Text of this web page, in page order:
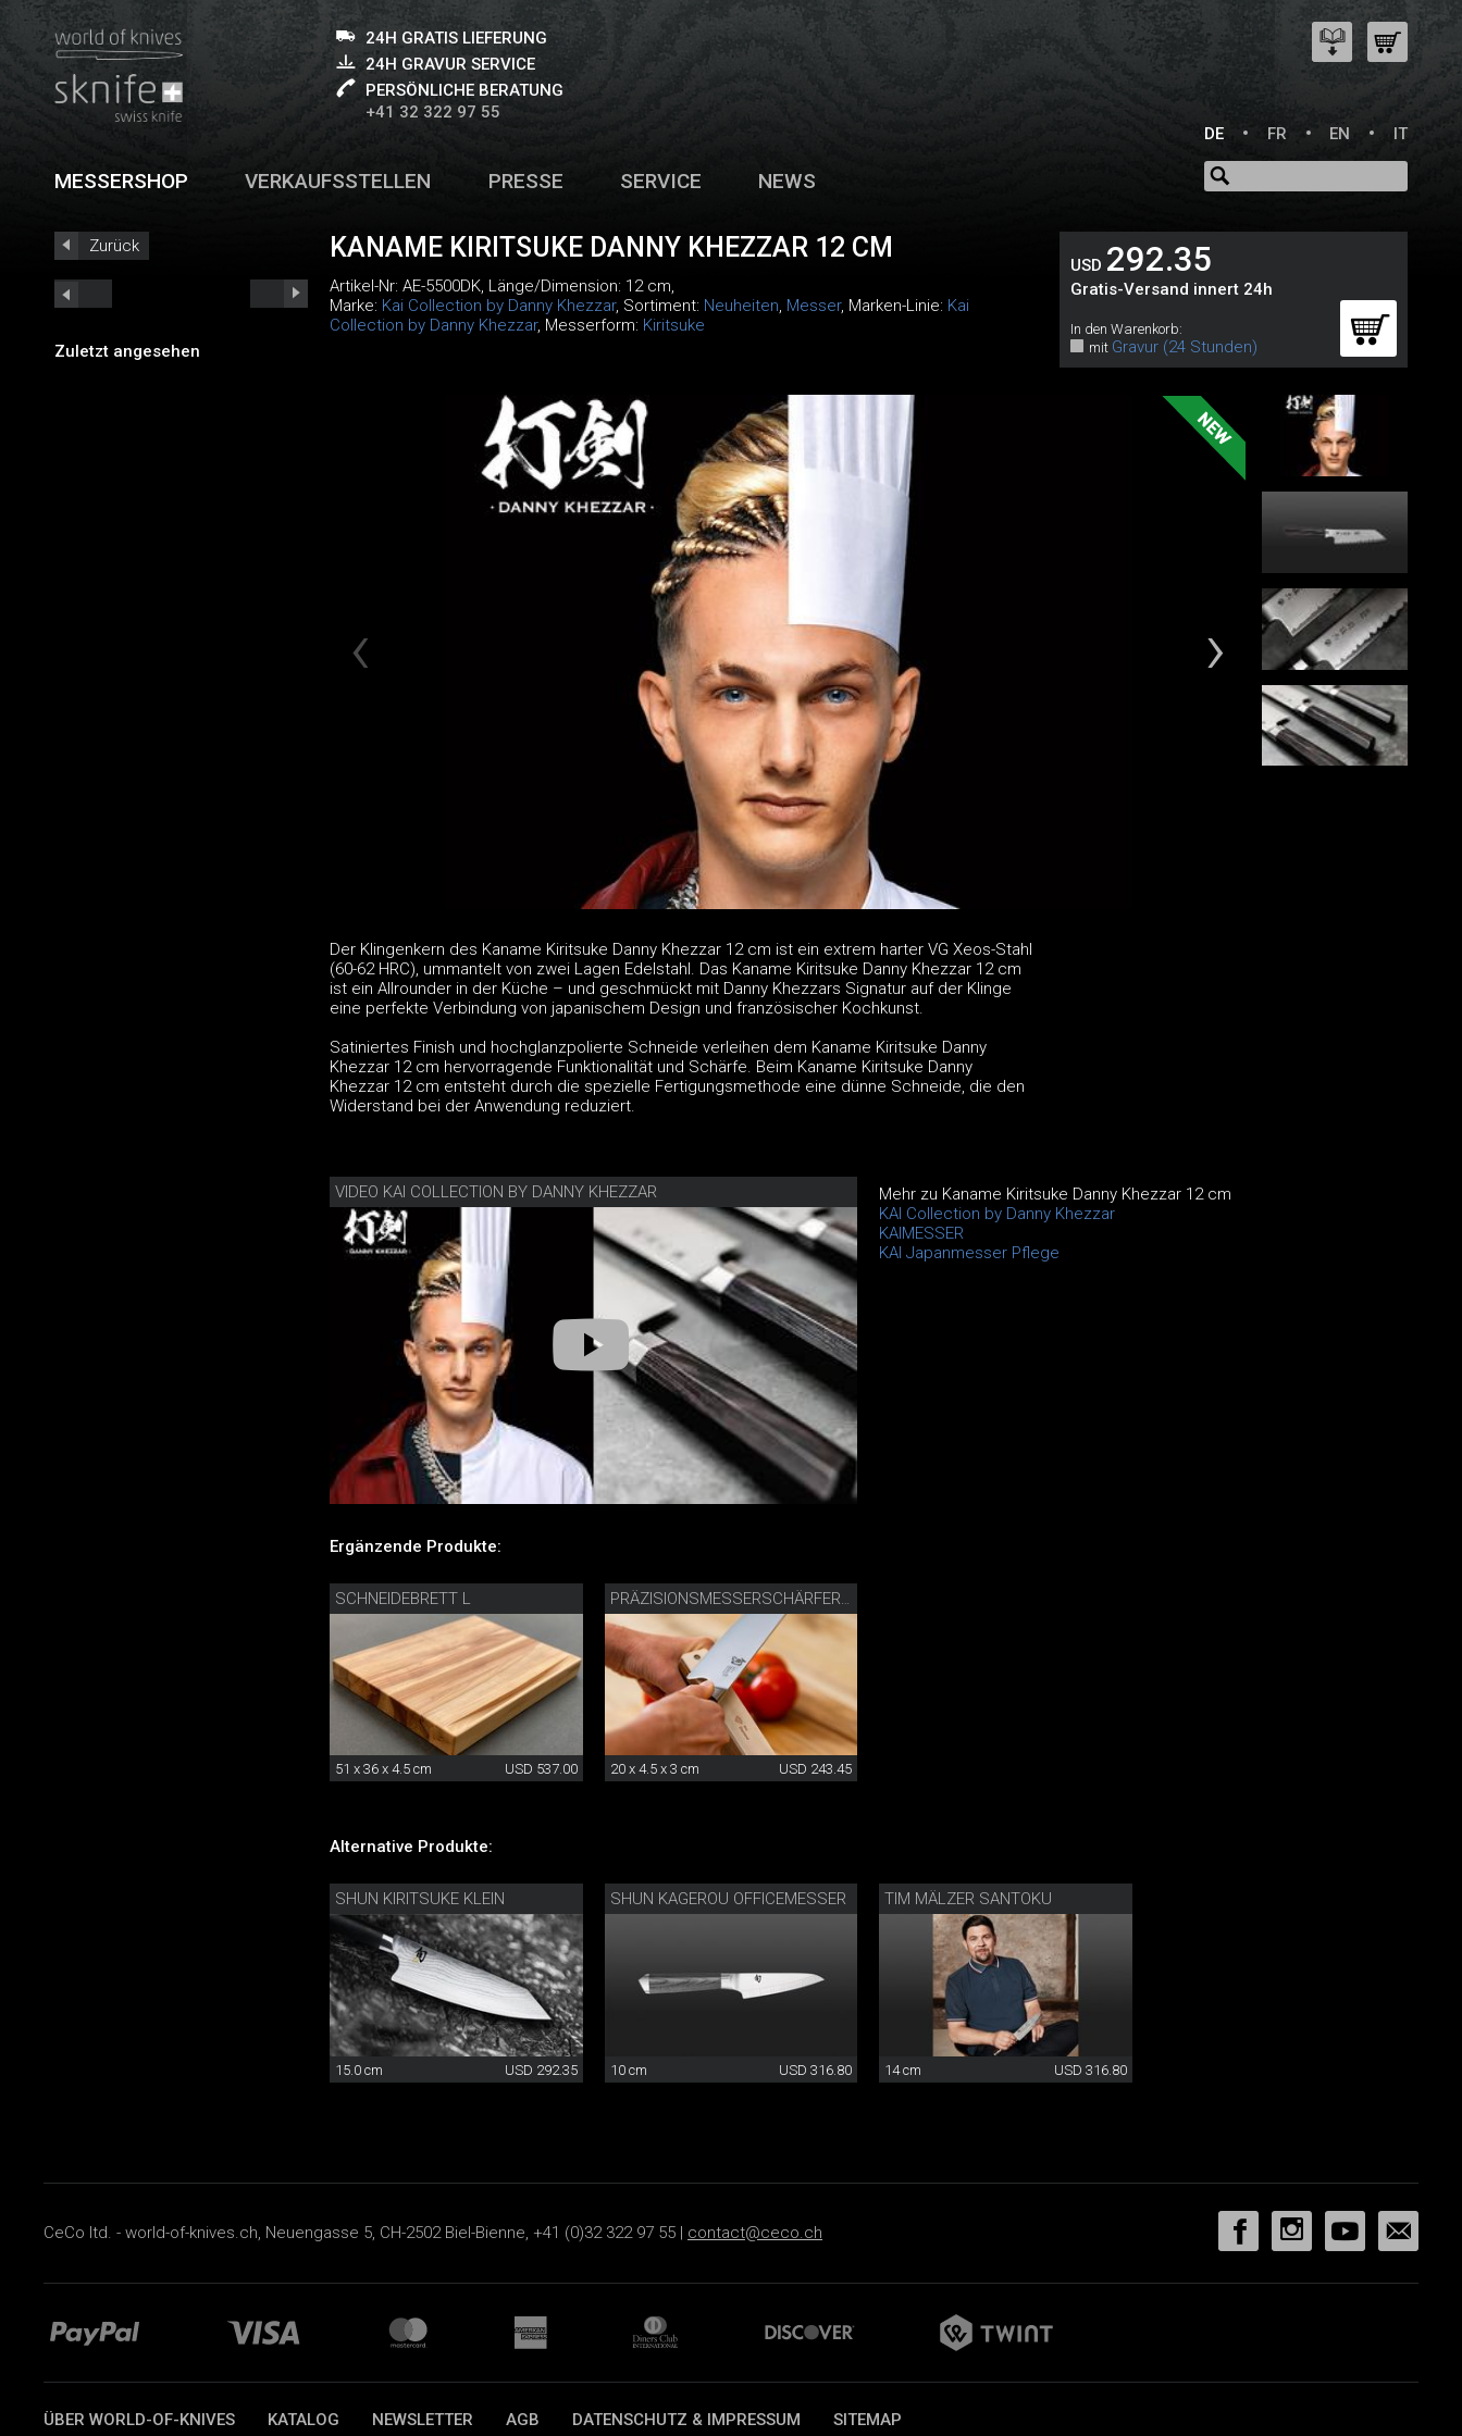
24H GRATIS LIEFERUNG
24H GRAVUR SERVICE
PERSÖNLICHE BERATUNG
+41 32 322 97 55
DE
FR EN IT
MESSERSHOP VERKAUFSSTELLEN PRESSE SERVICE NEWS
Zurück
Zuletzt angesehen
KANAME KIRITSUKE DANNY KHEZZAR 12 CM
Artikel-Nr: AE-5500DK, Länge/Dimension: 12 cm,
Marke: Kai Collection by Danny Khezzar, Sortiment: Neuheiten, Messer, Marken-Linie: Kai
Collection by Danny Khezzar, Messerform: Kiritsuke
USD 292.35
Gratis-Versand innert 24h
In den Warenkorb:
mit Gravur (24 Stunden)
Der Klingenkern des Kaname Kiritsuke Danny Khezzar 12 cm ist ein extrem harter VG Xeos-Stahl
(60-62 HRC), ummantelt von zwei Lagen Edelstahl. Das Kaname Kiritsuke Danny Khezzar 12 cm
ist ein Allrounder in der Küche – und geschmückt mit Danny Khezzars Signatur auf der Klinge
eine perfekte Verbindung von japanischem Design und französischer Kochkunst.
Satiniertes Finish und hochglanzpolierte Schneide verleihen dem Kaname Kiritsuke Danny
Khezzar 12 cm hervorragende Funktionalität und Schärfe. Beim Kaname Kiritsuke Danny
Khezzar 12 cm entsteht durch die spezielle Fertigungsmethode eine dünne Schneide, die den
Widerstand bei der Anwendung reduziert.
VIDEO KAI COLLECTION BY DANNY KHEZZAR
Mehr zu Kaname Kiritsuke Danny Khezzar 12 cm
KAI Collection by Danny Khezzar
KAIMESSER
KAI Japanmesser Pflege
Ergänzende Produkte:
SCHNEIDEBRETT L
51 x 36 x 4.5 cm USD 537.00
PRÄZISIONSMESSERSCHÄRFER MIT DIAMANTLEDER
20 x 4.5 x 3 cm USD 243.45
Alternative Produkte:
SHUN KIRITSUKE KLEIN
15.0 cm USD 292.35
SHUN KAGEROU OFFICEMESSER
10 cm USD 316.80
TIM MÄLZER SANTOKU
14 cm USD 316.80
CeCo ltd. - world-of-knives.ch, Neuengasse 5, CH-2502 Biel-Bienne, +41 (0)32 322 97 55 | contact@ceco.ch
ÜBER WORLD-OF-KNIVES KATALOG NEWSLETTER AGB DATENSCHUTZ & IMPRESSUM SITEMAP